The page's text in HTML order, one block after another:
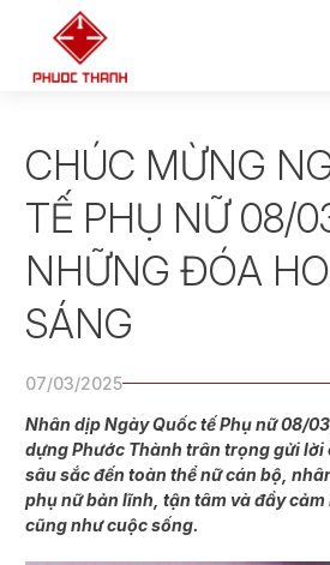
CHÚC MỪNG
TẾ PHỤ NỮ 08/
NHỮNG ĐÓA
SÁNG
07/03/2025
Nhân dịp Ngày Quốc tế Phụ nữ 08/
dựng Phước Thành trân trọng gửi lời
sâu sắc đến toàn thể nữ cán bộ,
phụ nữ bản lĩnh, tận tâm và đầy
cũng như cuộc sống.